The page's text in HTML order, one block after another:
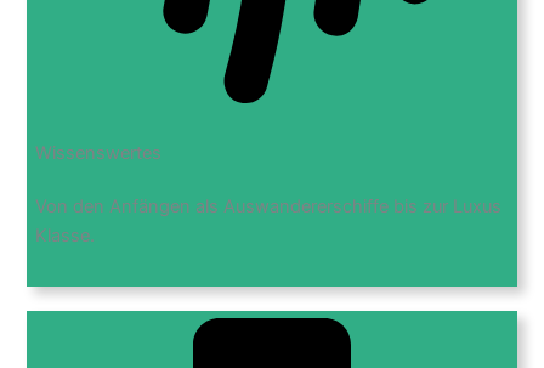
Wissenswertes
Von den Anfängen als Auswandererschiffe bis zur Luxus
Klasse.